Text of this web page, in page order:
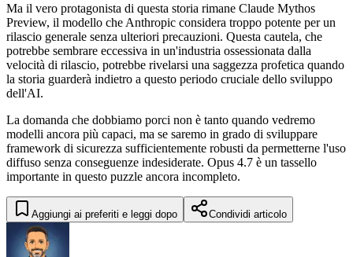
Ma il vero protagonista di questa storia rimane Claude Mythos
Preview, il modello che Anthropic considera troppo potente per un
rilascio generale senza ulteriori precauzioni. Questa cautela, che
potrebbe sembrare eccessiva in un'industria ossessionata dalla
velocità di rilascio, potrebbe rivelarsi una saggezza profetica quando
la storia guarderà indietro a questo periodo cruciale dello sviluppo
dell'AI.
La domanda che dobbiamo porci non è tanto quando vedremo
modelli ancora più capaci, ma se saremo in grado di sviluppare
framework di sicurezza sufficientemente robusti da permetterne l'uso
diffuso senza conseguenze indesiderate. Opus 4.7 è un tassello
importante in questo puzzle ancora incompleto.
Aggiungi ai preferiti e leggi dopo Condividi articolo